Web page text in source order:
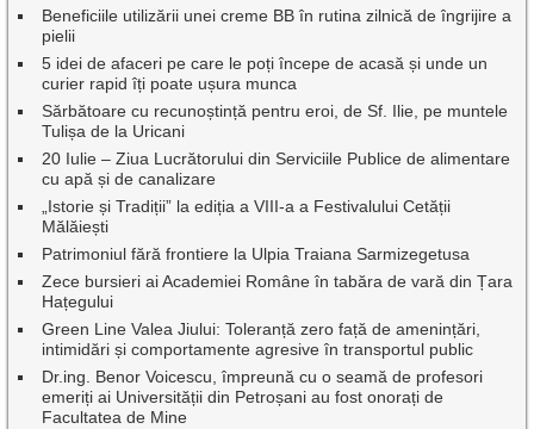
Beneficiile utilizării unei creme BB în rutina zilnică de îngrijire a
pielii
5 idei de afaceri pe care le poți începe de acasă și unde un
curier rapid îți poate ușura munca
Sărbătoare cu recunoștință pentru eroi, de Sf. Ilie, pe muntele
Tulișa de la Uricani
20 Iulie – Ziua Lucrătorului din Serviciile Publice de alimentare
cu apă și de canalizare
„Istorie și Tradiții” la ediția a VIII-a a Festivalului Cetății
Mălăiești
Patrimoniul fără frontiere la Ulpia Traiana Sarmizegetusa
Zece bursieri ai Academiei Române în tabăra de vară din Țara
Hațegului
Green Line Valea Jiului: Toleranță zero față de amenințări,
intimidări și comportamente agresive în transportul public
Dr.ing. Benor Voicescu, împreună cu o seamă de profesori
emeriți ai Universității din Petroșani au fost onorați de
Facultatea de Mine